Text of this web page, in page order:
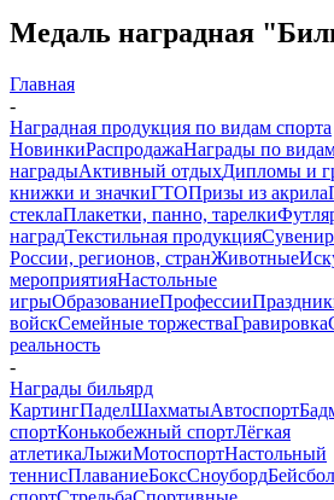
Медаль наградная
Главная
-
Наградная продукция по видам спорта
НовинкиРаспродажаНаграды по
наградыАктивный отдыхДипломы и
книжки и значкиГТОПризы из акрила
стеклаПлакетки, панно, тарелки
наградТекстильная продукция
России, регионов, странЖивотные
мероприятияНастольные
игрыОбразованиеПрофессии
войскСемейные торжестваГравировка
реальность
-
Награды бильярд
КартингПаделШахматыАвтоспорт
спортКонькобежный спортЛёгкая
атлетикаЛыжиМотоспортНастольный
теннисПлаваниеБоксСноуборд